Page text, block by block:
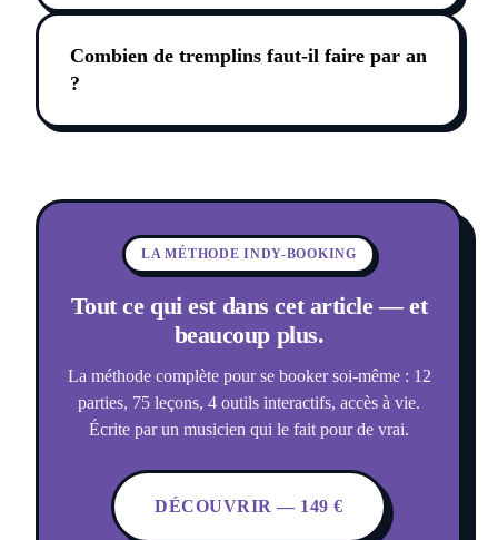
Combien de tremplins faut-il faire par an
?
LA MÉTHODE INDY-BOOKING
Tout ce qui est dans cet article — et
beaucoup plus.
La méthode complète pour se booker soi-même : 12
parties, 75 leçons, 4 outils interactifs, accès à vie.
Écrite par un musicien qui le fait pour de vrai.
DÉCOUVRIR — 149 €